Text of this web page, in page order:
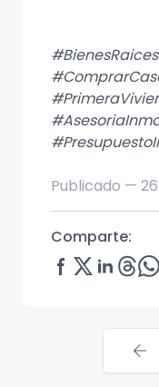
Publicado —
Comparte:
arrow_back